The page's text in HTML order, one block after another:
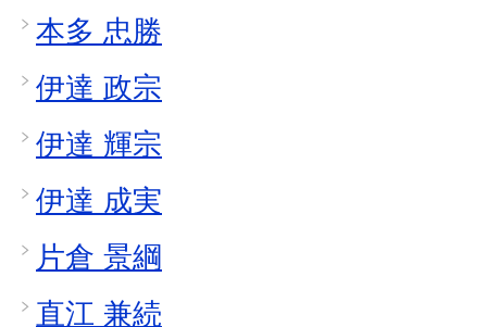
本多 忠勝
伊達 政宗
伊達 輝宗
伊達 成実
片倉 景綱
直江 兼続